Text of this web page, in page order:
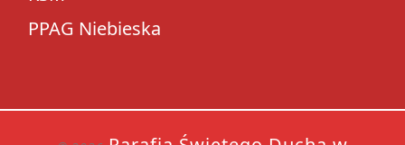
PPAG Niebieska